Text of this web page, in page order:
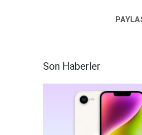
Son Haberler